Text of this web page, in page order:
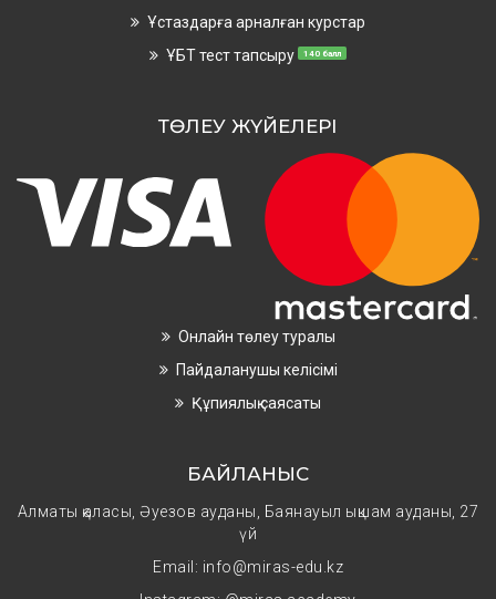
Ұстаздарға арналған курстар
ҰБТ тест тапсыру 140 балл
ТӨЛЕУ ЖҮЙЕЛЕРІ
Онлайн төлеу туралы
Пайдаланушы келісімі
Құпиялық саясаты
БАЙЛАНЫС
Алматы қаласы, Әуезов ауданы, Баянауыл ықшам ауданы, 27
үй
Email: info@miras-edu.kz